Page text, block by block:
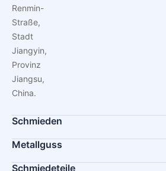
Renmin-
Straße,
Stadt
Jiangyin,
Provinz
Jiangsu,
China.
Schmieden
Metallguss
Schmiedeteile